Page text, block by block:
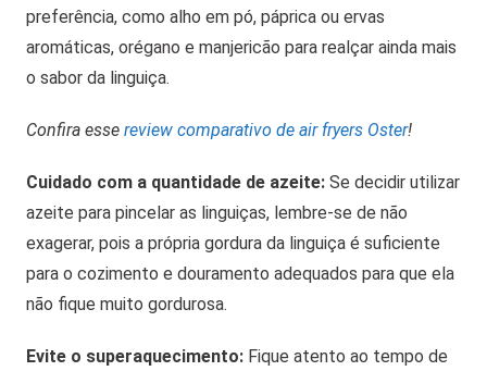
preferência, como alho em pó, páprica ou ervas
aromáticas, orégano e manjericão para realçar ainda mais
o sabor da linguiça.
Confira esse review comparativo de air fryers Oster!
Cuidado com a quantidade de azeite: Se decidir utilizar
azeite para pincelar as linguiças, lembre-se de não
exagerar, pois a própria gordura da linguiça é suficiente
para o cozimento e douramento adequados para que ela
não fique muito gordurosa.
Evite o superaquecimento: Fique atento ao tempo de